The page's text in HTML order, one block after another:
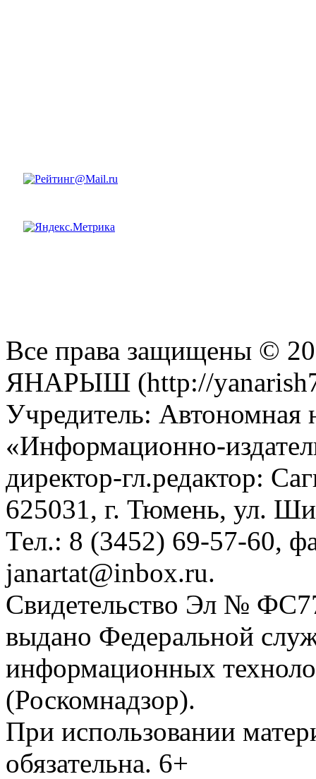
Все права защищены ©
ЯНАРЫШ (http://
Учредитель: Автономная
«Информационно-
директор-гл.редактор:
625031, г. Тюмень, ул.
Тел.: 8 (3452) 69-57-60,
janartat@inbox.ru.
Свидетельство Эл №
выдано Федеральной
информационных
(Роскомнадзор).
При использовании
обязательна. 6+